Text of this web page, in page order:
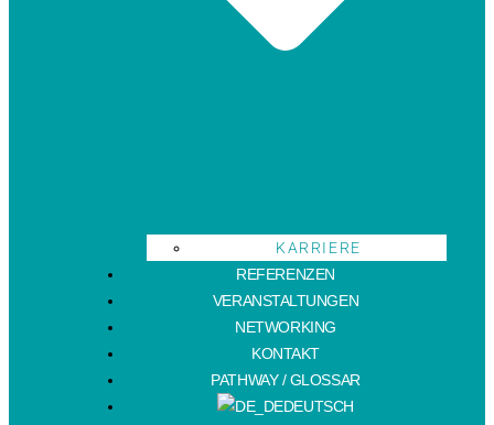
KARRIERE
REFERENZEN
VERANSTALTUNGEN
NETWORKING
KONTAKT
PATHWAY / GLOSSAR
DEUTSCH